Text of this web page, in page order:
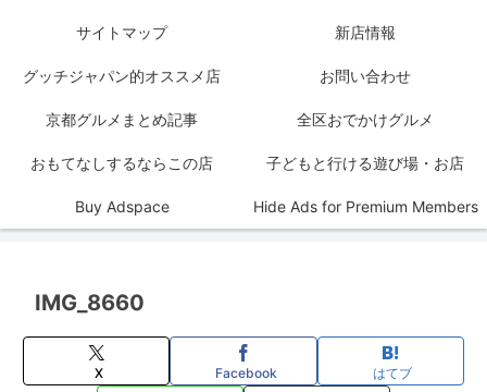
サイトマップ 新店情報
グッチジャパン的オススメ店 お問い合わせ
京都グルメまとめ記事 全区おでかけグルメ
おもてなしするならこの店 子どもと行ける遊び場・お店
Buy Adspace Hide Ads for Premium Members
IMG_8660
X Facebook はてブ